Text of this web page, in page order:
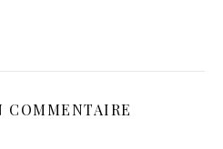
COMMENTAIRE